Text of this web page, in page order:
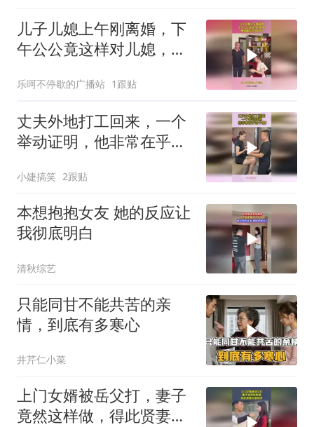
儿子儿媳上午刚离婚，下
午公公竟这样对儿媳，爱
乐呵不停歇的广播站 1跟贴
丈夫外地打工回来，一个
举动证明，他非常在乎这
小婕搞笑 2跟贴
本想抱抱女友 她的反应让
我彻底明白
清秋综艺
只能同甘不能共苦的亲
情，到底有多寒心
井芹仁小菜
上门女婿被岳父打，妻子
竟然这样做，得此贤妻夫